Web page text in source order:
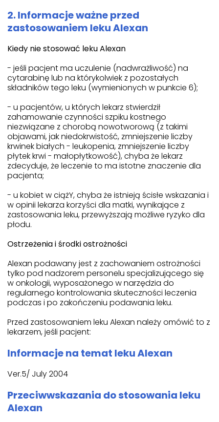
2. Informacje ważne przed
zastosowaniem leku Alexan
Kiedy nie stosować leku Alexan
- jeśli pacjent ma uczulenie (nadwrażliwość) na
cytarabinę lub na którykolwiek z pozostałych
składników tego leku (wymienionych w punkcie 6);
- u pacjentów, u których lekarz stwierdził
zahamowanie czynności szpiku kostnego
niezwiązane z chorobą nowotworową (z takimi
objawami, jak niedokrwistość, zmniejszenie liczby
krwinek białych - leukopenia, zmniejszenie liczby
płytek krwi - małopłytkowość), chyba że lekarz
zdecyduje, że leczenie to ma istotne znaczenie dla
pacjenta;
- u kobiet w ciążY, chyba że istnieją ścisłe wskazania i
w opinii lekarza korzyści dla matki, wynikające z
zastosowania leku, przewyższają możliwe ryzyko dla
płodu.
Ostrzeżenia i środki ostrożności
Alexan podawany jest z zachowaniem ostrożności
tylko pod nadzorem personelu specjalizującego się
w onkologii, wyposażonego w narzędzia do
regularnego kontrolowania skuteczności leczenia
podczas i po zakończeniu podawania leku.
Przed zastosowaniem leku Alexan należy omówić to z
lekarzem, jeśli pacjent:
Informacje na temat leku Alexan
Ver.5/ July 2004
Przeciwwskazania do stosowania leku
Alexan